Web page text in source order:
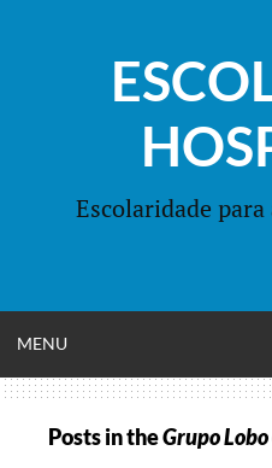
Escolaridade
MENU
MENU
Posts in theGrupo Lobo